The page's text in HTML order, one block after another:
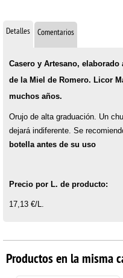
Detalles Comentarios
Casero y Artesano,
de la Miel de Romero. Licor
muchos años.
Orujo de alta graduación. Un
dejará indiferente. Se
botella antes de su uso
Precio por L. de producto:
17,13 €/L.
Productos en la misma